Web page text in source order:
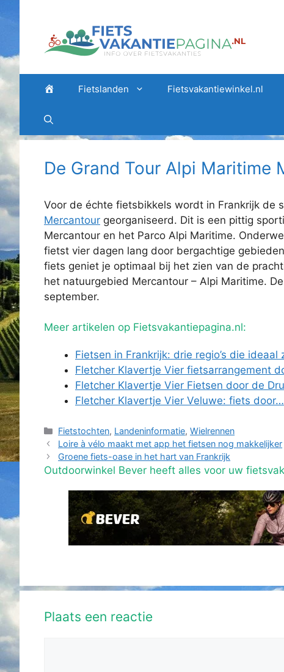
inhoud
HomeFietslanden Fietsvakantiewinkel.nl
De Grand Tour Alpi Maritime
Voor de échte fietsbikkels wordt in Frankrijk de
Mercantour georganiseerd. Dit is een pittig
Mercantour en het Parco Alpi Maritime.
fietst vier dagen lang door bergachtige
fiets geniet je optimaal bij het zien van de
het natuurgebied Mercantour – Alpi Maritime.
september.
Meer artikelen op Fietsvakantiepagina.nl:
Fietsen in Frankrijk: drie regio’s die ideaal
Fletcher Klavertje Vier fietsarrangement
Fletcher Klavertje Vier Fietsen door de
Fletcher Klavertje Vier Veluwe: fiets door…
Categorieën
Fietstochten, Landeninformatie,Wielrennen
Loire à vélo maakt met app het fietsen nog makkelijker
Groene fiets-oase in het hart van Frankrijk
Outdoorwinkel Bever heeft alles voor uw
Plaats een reactie